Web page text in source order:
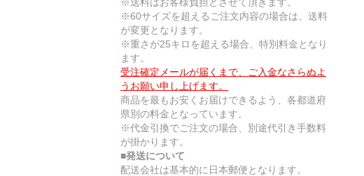
※60サイズを超えるご注文内容の場合は、送料
が変更となります。
※重さが25キロを超える場合、特別料金となり
ます。
受注確定メールが届くまで、ご入金なさらぬよ
うお願い申し上げます。
商品を最もお安くお届けできるよう、各都道府
県別の料金となっています。
※代金引換でご注文の場合、別途代引き手数料
が掛かります。
■発送について
配送会社は基本的に日本郵便となります。